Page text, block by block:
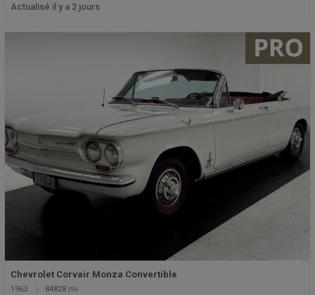
Actualisé il y a 2 jours
Chevrolet Corvair Monza Convertible
1963 84828 mi